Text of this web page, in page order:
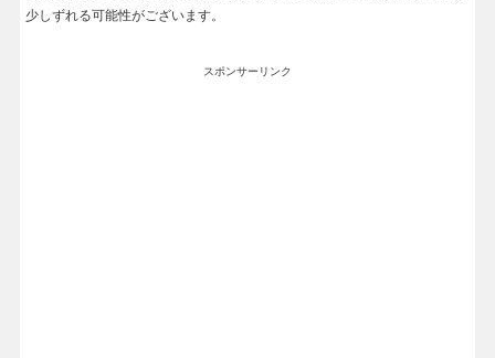
少しずれる可能性がございます。
スポンサーリンク